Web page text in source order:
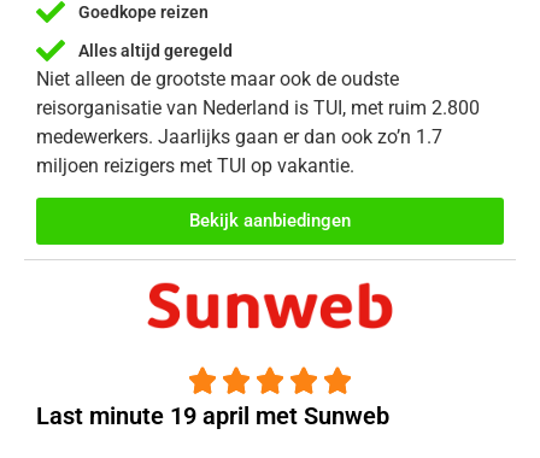
Goedkope reizen
Alles altijd geregeld
Niet alleen de grootste maar ook de oudste
reisorganisatie van Nederland is TUI, met ruim 2.800
medewerkers. Jaarlijks gaan er dan ook zo’n 1.7
miljoen reizigers met TUI op vakantie.
Bekijk aanbiedingen
    
Last minute 19 april met Sunweb